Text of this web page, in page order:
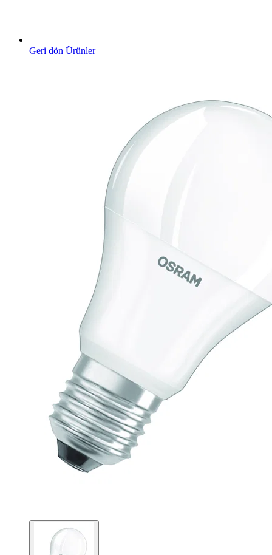
Geri dön Ürünler